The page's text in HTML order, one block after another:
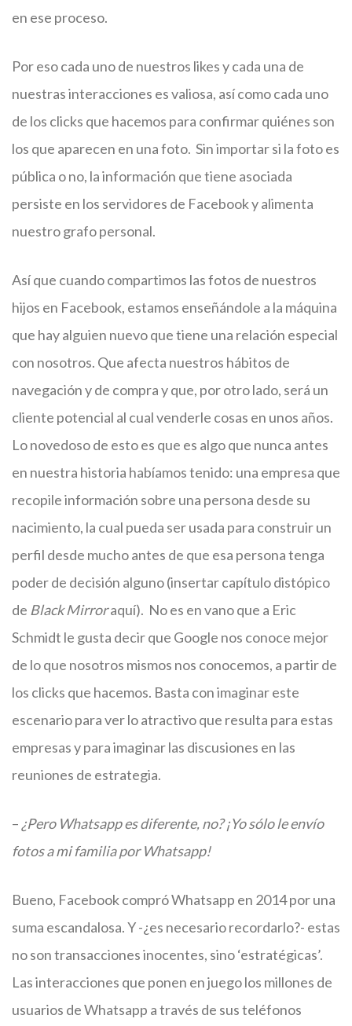
en ese proceso.
Por eso cada uno de nuestros likes y cada una de
nuestras interacciones es valiosa, así como cada uno
de los clicks que hacemos para confirmar quiénes son
los que aparecen en una foto. Sin importar si la foto es
pública o no, la información que tiene asociada
persiste en los servidores de Facebook y alimenta
nuestro grafo personal.
Así que cuando compartimos las fotos de nuestros
hijos en Facebook, estamos enseñándole a la máquina
que hay alguien nuevo que tiene una relación especial
con nosotros. Que afecta nuestros hábitos de
navegación y de compra y que, por otro lado, será un
cliente potencial al cual venderle cosas en unos años.
Lo novedoso de esto es que es algo que nunca antes
en nuestra historia habíamos tenido: una empresa que
recopile información sobre una persona desde su
nacimiento, la cual pueda ser usada para construir un
perfil desde mucho antes de que esa persona tenga
poder de decisión alguno (insertar capítulo distópico
de Black Mirroraquí). No es en vano que a Eric
Schmidt le gusta decir que Google nos conoce mejor
de lo que nosotros mismos nos conocemos, a partir de
los clicks que hacemos. Basta con imaginar este
escenario para ver lo atractivo que resulta para estas
empresas y para imaginar las discusiones en las
reuniones de estrategia.
– ¿Pero Whatsapp es diferente, no? ¡Yo sólo le envío
fotos a mi familia por Whatsapp!
Bueno, Facebook compró Whatsapp en 2014 por una
suma escandalosa. Y -¿es necesario recordarlo?- estas
no son transacciones inocentes, sino ‘estratégicas’.
Las interacciones que ponen en juego los millones de
usuarios de Whatsapp a través de sus teléfonos